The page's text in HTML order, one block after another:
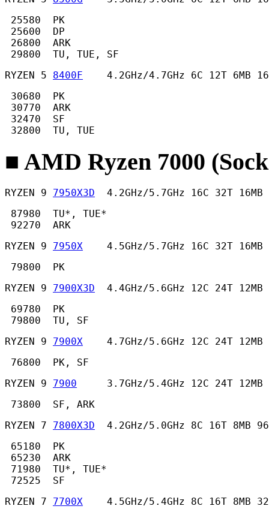
25580  PK
25600  DP
26800  ARK
29800  TU, TUE, SF
RYZEN 5 8400F
4.2GHz/4.7GHz 6C 12T 6MB
30680  PK
30770  ARK
32470  SF
32800  TU, TUE
■ AMD Ryzen 7000
RYZEN 9 7950X3D
4.2GHz/5.7GHz 16C 32T 16MB
87980  TU*, TUE*
92270  ARK
RYZEN 9 7950X
4.5GHz/5.7GHz 16C 32T 16MB
79800  PK
RYZEN 9 7900X3D
4.4GHz/5.6GHz 12C 24T 12MB
69780  PK
79800  TU, SF
RYZEN 9 7900X
4.7GHz/5.6GHz 12C 24T 12MB
76800  PK, SF
RYZEN 9 7900
3.7GHz/5.4GHz 12C 24T 12MB
73800  SF, ARK
RYZEN 7 7800X3D
4.2GHz/5.0GHz 8C 16T 8MB
65180  PK
65230  ARK
71980  TU*, TUE*
72525  SF
RYZEN 7 7700X
4.5GHz/5.4GHz 8C 16T 8MB